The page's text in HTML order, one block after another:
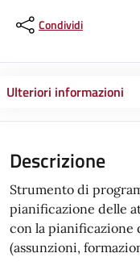
Condividi
Ulteriori informazioni
Descrizione
Strumento di
pianificazione delle
con la pianificazione
(assunzioni,